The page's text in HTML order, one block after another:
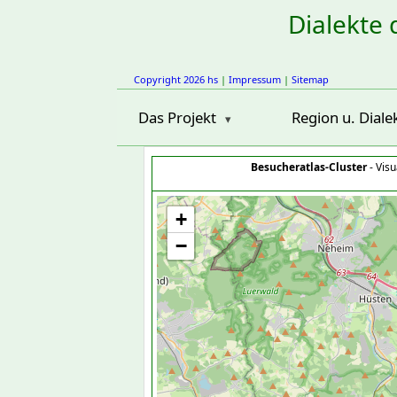
Dialekte
Copyright 2026 hs | Impressum | Sitemap
Das Projekt Region u.
Besucheratlas-Cluster-
+
−